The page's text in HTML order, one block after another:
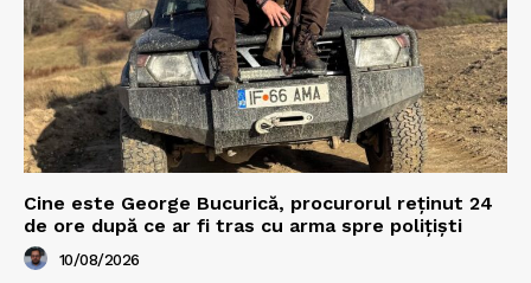
Cine este George Bucurică, procurorul reținut 24
de ore după ce ar fi tras cu arma spre polițiști
10/08/2026